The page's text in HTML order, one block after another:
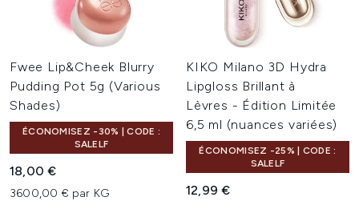
Fwee Lip&Cheek Blurry
Pudding Pot 5g (Various
Shades)
ÉCONOMISEZ -30% | CODE :
SALELF
18,00 €
3600,00 € par KG
KIKO Milano 3D Hydra
Lipgloss Brillant à
Lèvres - Édition Limitée
6,5 ml (nuances variées)
ÉCONOMISEZ -25% | CODE :
SALELF
12,99 €